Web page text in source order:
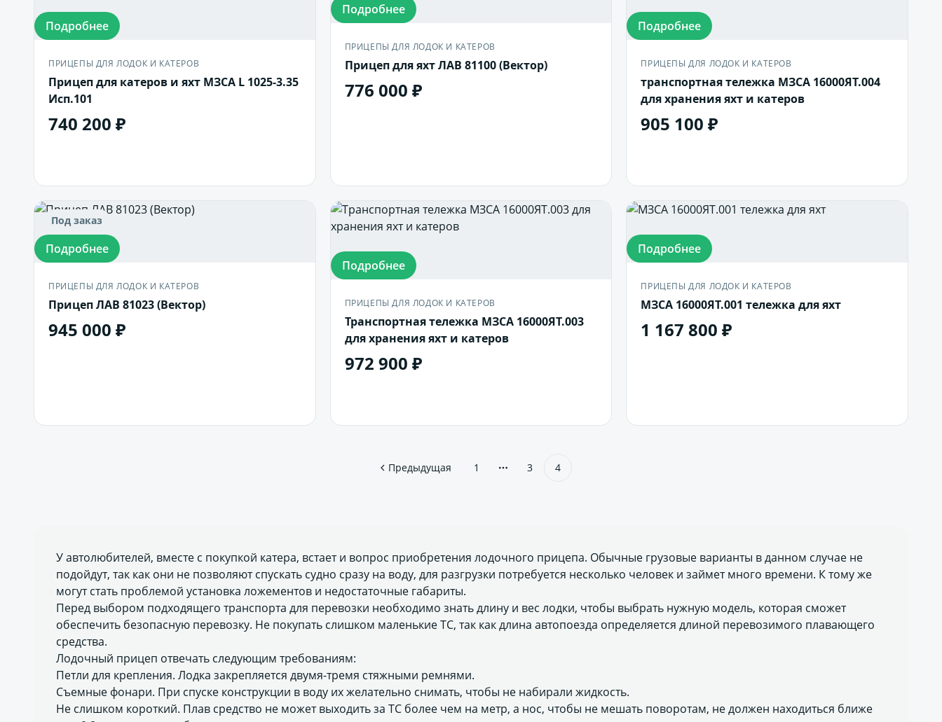
Подробнее
ПРИЦЕПЫ ДЛЯ ЛОДОК И КАТЕРОВ
Прицеп для катеров и яхт МЗСА L 1025-3.35
Исп.101
740 200 ₽
Подробнее
ПРИЦЕПЫ ДЛЯ ЛОДОК И КАТЕРОВ
Прицеп для яхт ЛАВ 81100 (Вектор)
776 000 ₽
Подробнее
ПРИЦЕПЫ ДЛЯ ЛОДОК И КАТЕРОВ
транспортная тележка МЗСА 16000ЯТ.004
для хранения яхт и катеров
905 100 ₽
Под заказ
Подробнее
ПРИЦЕПЫ ДЛЯ ЛОДОК И КАТЕРОВ
Прицеп ЛАВ 81023 (Вектор)
945 000 ₽
Подробнее
ПРИЦЕПЫ ДЛЯ ЛОДОК И КАТЕРОВ
Транспортная тележка МЗСА 16000ЯТ.003
для хранения яхт и катеров
972 900 ₽
Подробнее
ПРИЦЕПЫ ДЛЯ ЛОДОК И КАТЕРОВ
МЗСА 16000ЯТ.001 тележка для яхт
1 167 800 ₽
Предыдущая 1 3 4
У автолюбителей, вместе с покупкой катера, встает и вопрос приобретения лодочного прицепа. Обычные грузовые варианты в данном случае не
подойдут, так как они не позволяют спускать судно сразу на воду, для разгрузки потребуется несколько человек и займет много времени. К тому же
могут стать проблемой установка ложементов и недостаточные габариты.
Перед выбором подходящего транспорта для перевозки необходимо знать длину и вес лодки, чтобы выбрать нужную модель, которая сможет
обеспечить безопасную перевозку. Не покупать слишком маленькие ТС, так как длина автопоезда определяется длиной перевозимого плавающего
средства.
Лодочный прицеп отвечать следующим требованиям:
Петли для крепления. Лодка закрепляется двумя-тремя стяжными ремнями.
Съемные фонари. При спуске конструкции в воду их желательно снимать, чтобы не набирали жидкость.
Не слишком короткий. Плав средство не может выходить за ТС более чем на метр, а нос, чтобы не мешать поворотам, не должен находиться ближе